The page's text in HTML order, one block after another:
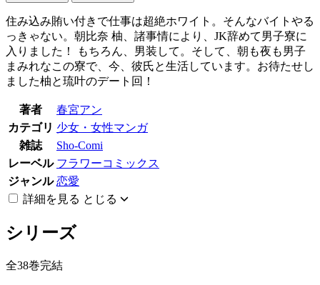
住み込み賄い付きで仕事は超絶ホワイト。そんなバイトやる
っきゃない。朝比奈 柚、諸事情により、JK辞めて男子寮に
入りました！ もちろん、男装して。そして、朝も夜も男子
まみれなこの寮で、今、彼氏と生活しています。お待たせし
ました柚と琉叶のデート回！
著者
春宮アン
カテゴリ 少女・女性マンガ
雑誌
Sho-Comi
レーベル フラワーコミックス
ジャンル 恋愛
詳細を見る とじる
シリーズ
全38巻完結